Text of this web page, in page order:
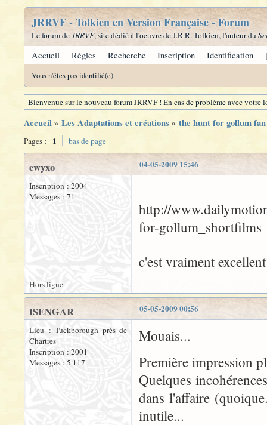
JRRVF - Tolkien en Version Française - Forum
Le forum deJRRVF, site dédié à l'oeuvre de J.R.R. Tolkien, l'auteur du
Accueil Règles Recherche Inscription Identification
Vous n'êtes pas identifié(e).
Bienvenue sur le nouveau forum JRRVF ! En cas de problème avec
Accueil» Les Adaptations et créations» the hunt for gollum
Pages : 1 bas de page
04-05-2009 15:46
ewyxo
Inscription : 2004
Messages : 71
http://
for-gollum_shortfilms
c'est vraiment
Hors ligne
05-05-2009 00:56
ISENGAR
Lieu : Tuckborough près de
Chartres
Inscription : 2001
Messages : 5 117
Mouais...
Première impression
Quelques
dans l'affaire
inutile...